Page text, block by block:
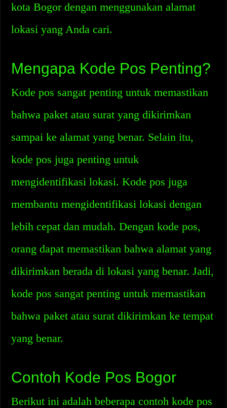
kota Bogor dengan menggunakan alamat
lokasi yang Anda cari.
Mengapa Kode Pos Penting?
Kode pos sangat penting untuk memastikan
bahwa paket atau surat yang dikirimkan
sampai ke alamat yang benar. Selain itu,
kode pos juga penting untuk
mengidentifikasi lokasi. Kode pos juga
membantu mengidentifikasi lokasi dengan
lebih cepat dan mudah. Dengan kode pos,
orang dapat memastikan bahwa alamat yang
dikirimkan berada di lokasi yang benar. Jadi,
kode pos sangat penting untuk memastikan
bahwa paket atau surat dikirimkan ke tempat
yang benar.
Contoh Kode Pos Bogor
Berikut ini adalah beberapa contoh kode pos